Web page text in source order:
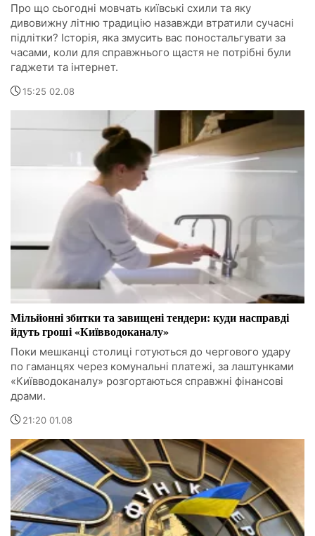
Про що сьогодні мовчать київські схили та яку
дивовижну літню традицію назавжди втратили сучасні
підлітки? Історія, яка змусить вас поностальгувати за
часами, коли для справжнього щастя не потрібні були
гаджети та інтернет.
15:25 02.08
Мільйонні збитки та завищені тендери: куди насправді
йдуть гроші «Київводоканалу»
Поки мешканці столиці готуються до чергового удару
по гаманцях через комунальні платежі, за лаштунками
«Київводоканалу» розгортаються справжні фінансові
драми.
21:20 01.08